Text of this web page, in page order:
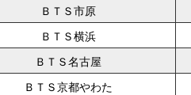
ＢＴＳ市原
ＢＴＳ横浜
ＢＴＳ名古屋
ＢＴＳ京都やわた